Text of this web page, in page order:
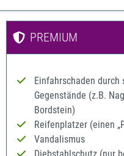
PREMIUM
Einfahrschaden durch
Gegenstände (z.B.
Bordstein)
Reifenplatzer (einen
Vandalismus